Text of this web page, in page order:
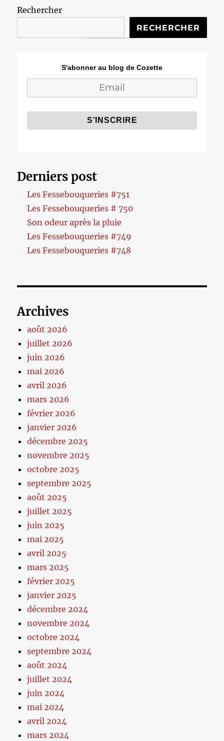
Rechercher
RECHERCHER
S'abonner au blog de Cozette
Derniers post
Les Fessebouqueries #751
Les Fessebouqueries # 750
Son odeur après la pluie
Les Fessebouqueries #749
Les Fessebouqueries #748
Archives
août 2026
juillet 2026
juin 2026
mai 2026
avril 2026
mars 2026
février 2026
janvier 2026
décembre 2025
novembre 2025
octobre 2025
septembre 2025
août 2025
juillet 2025
juin 2025
mai 2025
avril 2025
mars 2025
février 2025
janvier 2025
décembre 2024
novembre 2024
octobre 2024
septembre 2024
août 2024
juillet 2024
juin 2024
mai 2024
avril 2024
mars 2024